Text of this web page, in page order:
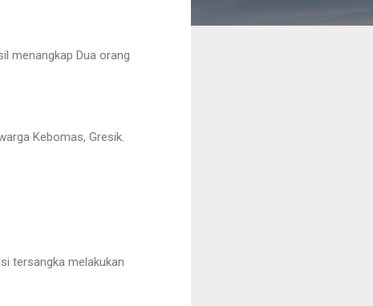
menangkap Dua orang
Kebomas, Gresik.
tersangka melakukan